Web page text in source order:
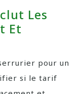
Les
Et
pour un
si le tarif